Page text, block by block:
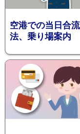
空港での当日合
法、乗り場案内